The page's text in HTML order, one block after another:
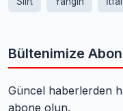
Bültenimize
Güncel haberlerden
abone olun.